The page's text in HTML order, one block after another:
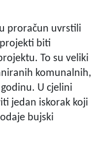
proračun uvrstili
biti
To su veliki
komunalnih,
U cjelini
jedan iskorak koji
bujski